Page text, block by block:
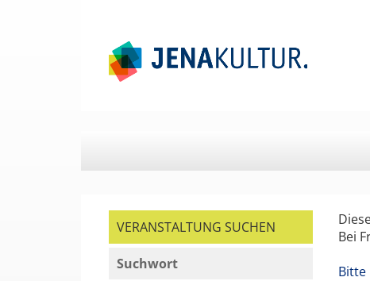
zum
Menü
VERANSTALTUNG SUCHEN
geben Sie ein Suchwort ein,
Bei
Bitte